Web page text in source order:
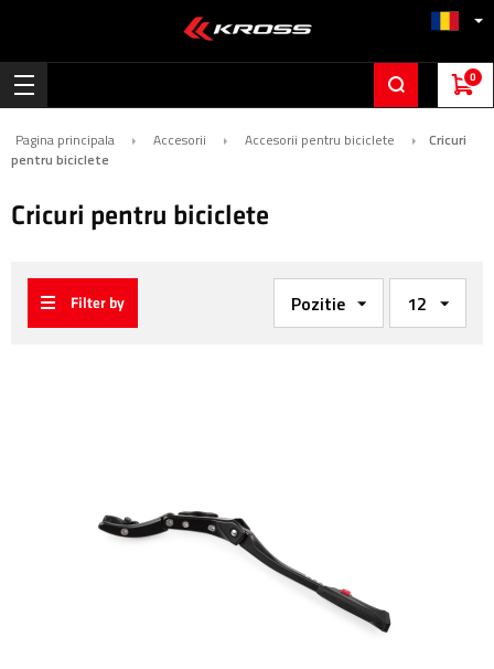
0
Pagina principala Accesorii Accesorii pentru biciclete
Cricuri
pentru biciclete
Cricuri pentru biciclete
Filter by